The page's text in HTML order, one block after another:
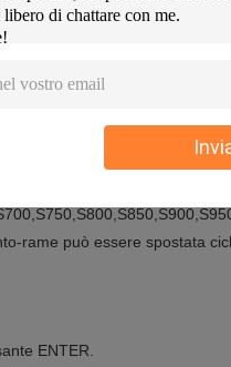
minimo: 4g, risoluzione di
minimo: 4g, risoluzione di
3000K:0.01g;peso
15k, 16k, 17k, 18k, 19k, 20k,
rame può essere spostata
ENTER.